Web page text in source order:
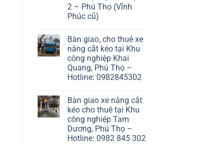
2 – Phú Thọ (Vĩnh
Phúc cũ)
Bàn giao, cho thuê xe
nâng cắt kéo tại Khu
công nghiệp Khai
Quang, Phú Thọ –
Hotline: 0982845302
Bàn giao xe nâng cắt
kéo cho thuê tại Khu
công nghiệp Tam
Dương, Phú Thọ –
Hotline: 0982 845 302